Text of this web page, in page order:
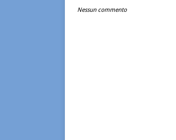
Nessun commento